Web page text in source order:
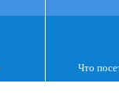
Что